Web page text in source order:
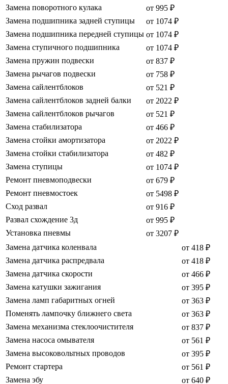
Замена поворотного кулака
от 995 ₽
Замена подшипника задней ступицы
от 1074 ₽
Замена подшипника передней ступицы от 1074 ₽
Замена ступичного подшипника
от 1074 ₽
Замена пружин подвески
от 837 ₽
Замена рычагов подвески
от 758 ₽
Замена сайлентблоков
от 521 ₽
Замена сайлентблоков задней балки
от 2022 ₽
Замена сайлентблоков рычагов
от 521 ₽
Замена стабилизатора
от 466 ₽
Замена стойки амортизатора
от 2022 ₽
Замена стойки стабилизатора
от 482 ₽
Замена ступицы
от 1074 ₽
Ремонт пневмоподвески
от 679 ₽
Ремонт пневмостоек
от 5498 ₽
Сход развал
от 916 ₽
Развал схождение 3д
от 995 ₽
Установка пневмы
от 3207 ₽
Замена датчика коленвала
от 418 ₽
Замена датчика распредвала
от 418 ₽
Замена датчика скорости
от 466 ₽
Замена катушки зажигания
от 395 ₽
Замена ламп габаритных огней
от 363 ₽
Поменять лампочку ближнего света
от 363 ₽
Замена механизма стеклоочистителя
от 837 ₽
Замена насоса омывателя
от 561 ₽
Замена высоковольтных проводов
от 395 ₽
Ремонт стартера
от 561 ₽
Замена эбу
от 640 ₽